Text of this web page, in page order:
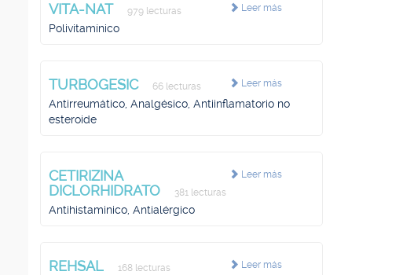
Leer más
VITA-NAT 979 lecturas
Polivitamínico
Leer más
TURBOGESIC 66 lecturas
Antirreumático, Analgésico, Antiinflamatorio no
esteroide
Leer más
CETIRIZINA
DICLORHIDRATO
381 lecturas
Antihistaminico, Antialérgico
Leer más
REHSAL 168 lecturas